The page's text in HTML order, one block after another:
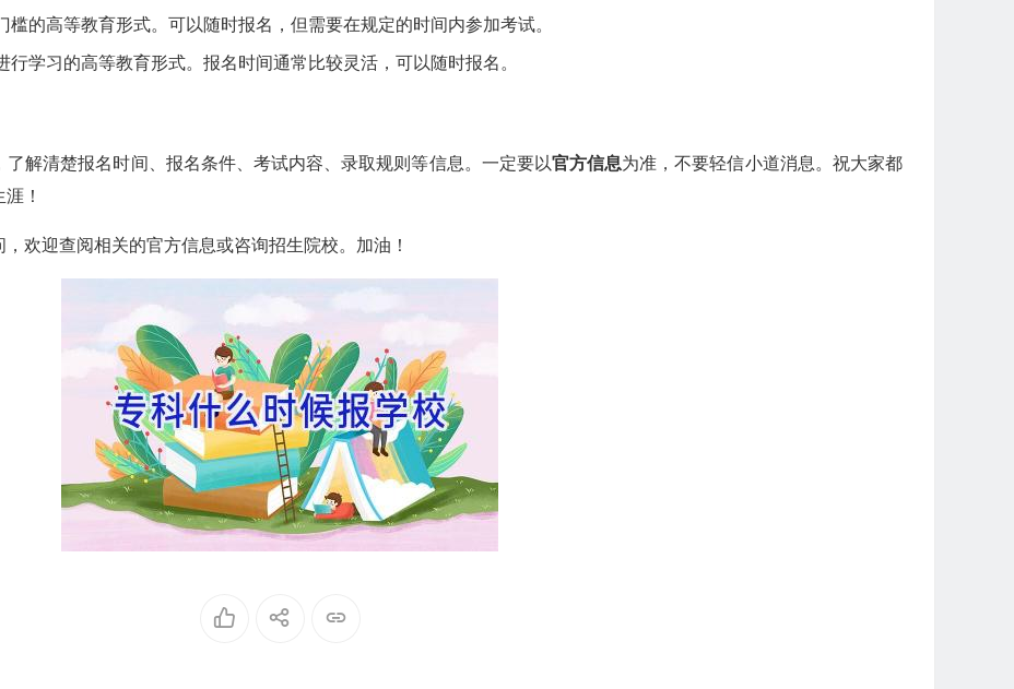
槛的高等教育形式。可以随时报名，但需要在规定的时间内参加考试。
行学习的高等教育形式。报名时间通常比较灵活，可以随时报名。
解清楚报名时间、报名条件、考试内容、录取规则等信息。一定要以官方信息为准，不要轻信小道消息。祝大家都
！
欢迎查阅相关的官方信息或咨询招生院校。加油！